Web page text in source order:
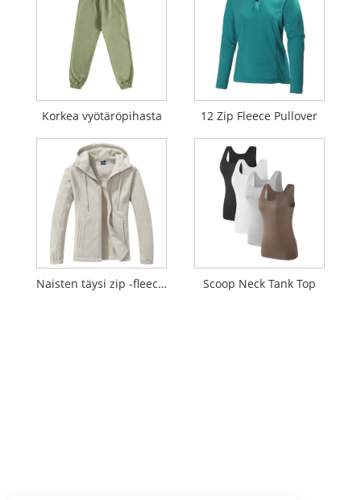
Korkea vyötäröpihasta 12 Zip Fleece Pullover
Naisten täysi zip -fleecetakki Scoop Neck Tank Top